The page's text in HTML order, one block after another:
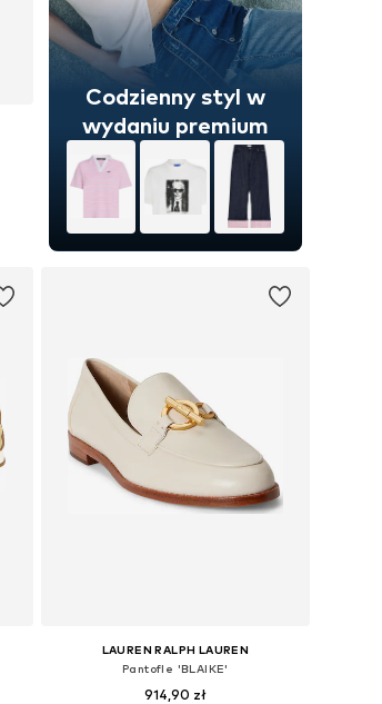
Codzienny styl w
wydaniu premium
LAUREN RALPH LAUREN
Pantofle 'BLAIKE'
914,90 zł